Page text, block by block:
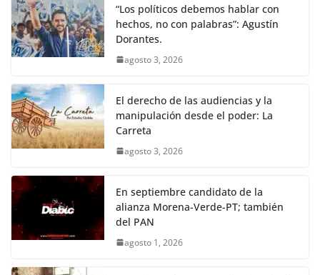
“Los políticos debemos hablar con
hechos, no con palabras”: Agustín
Dorantes.
agosto 3, 2026
El derecho de las audiencias y la
manipulación desde el poder: La
Carreta
agosto 3, 2026
En septiembre candidato de la
alianza Morena-Verde-PT; también
del PAN
agosto 1, 2026